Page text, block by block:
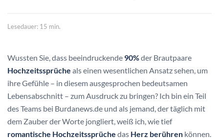
Lesedauer: 15 min.
Wussten Sie, dass beeindruckende 90%der Brautpaare
Hochzeitssprüche als einen wesentlichen Ansatz sehen, um
ihre Gefühle – in diesem ausgesprochen bedeutsamen
Lebensabschnitt – zum Ausdruck zu bringen? Ich bin ein Teil
des Teams bei Burdanews.de und als jemand, der täglich mit
dem Zauber der Worte jongliert, weiß ich, wie tief
romantische Hochzeitssprüche das Herz berühren können.